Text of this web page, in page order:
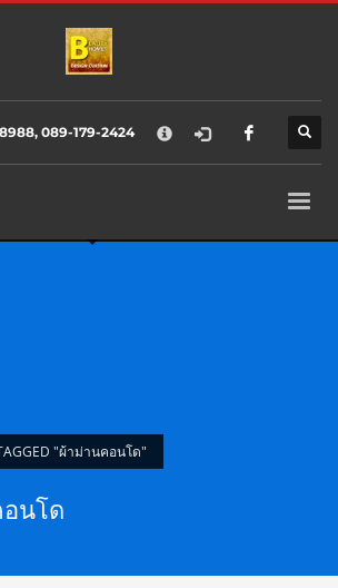
new account.
please let us know, by sending an email
089-179-2424
"ผ้าม่านคอนโด"
นโด